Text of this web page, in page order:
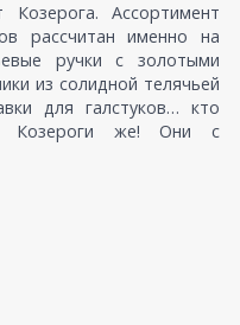
Ассортимент
рассчитан именно на
ручки с золотыми
из солидной телячьей
для галстуков… кто
Козероги же! Они с